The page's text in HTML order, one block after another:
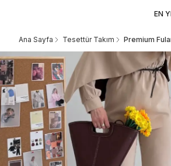
EN
Ana Sayfa Tesettür Takım Premium